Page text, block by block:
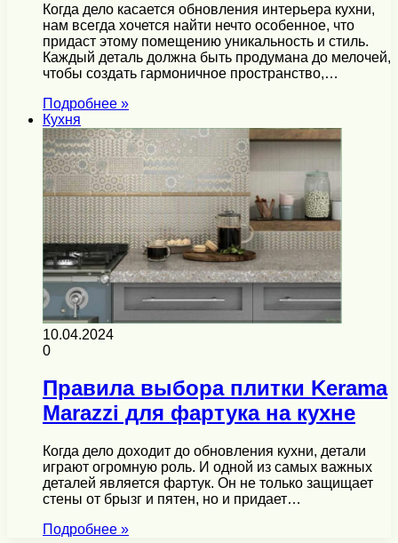
Когда дело касается обновления интерьера кухни,
нам всегда хочется найти нечто особенное, что
придаст этому помещению уникальность и стиль.
Каждый деталь должна быть продумана до мелочей,
чтобы создать гармоничное пространство,…
Подробнее »
Кухня
10.04.2024
0
Правила выбора плитки Kerama
Marazzi для фартука на кухне
Когда дело доходит до обновления кухни, детали
играют огромную роль. И одной из самых важных
деталей является фартук. Он не только защищает
стены от брызг и пятен, но и придает…
Подробнее »